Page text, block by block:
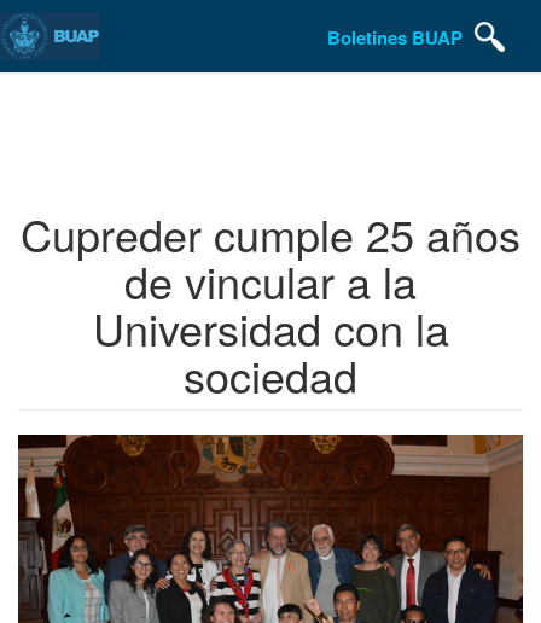
Boletines BUAP
Cupreder cumple 25 años
de vincular a la
Universidad con la
sociedad